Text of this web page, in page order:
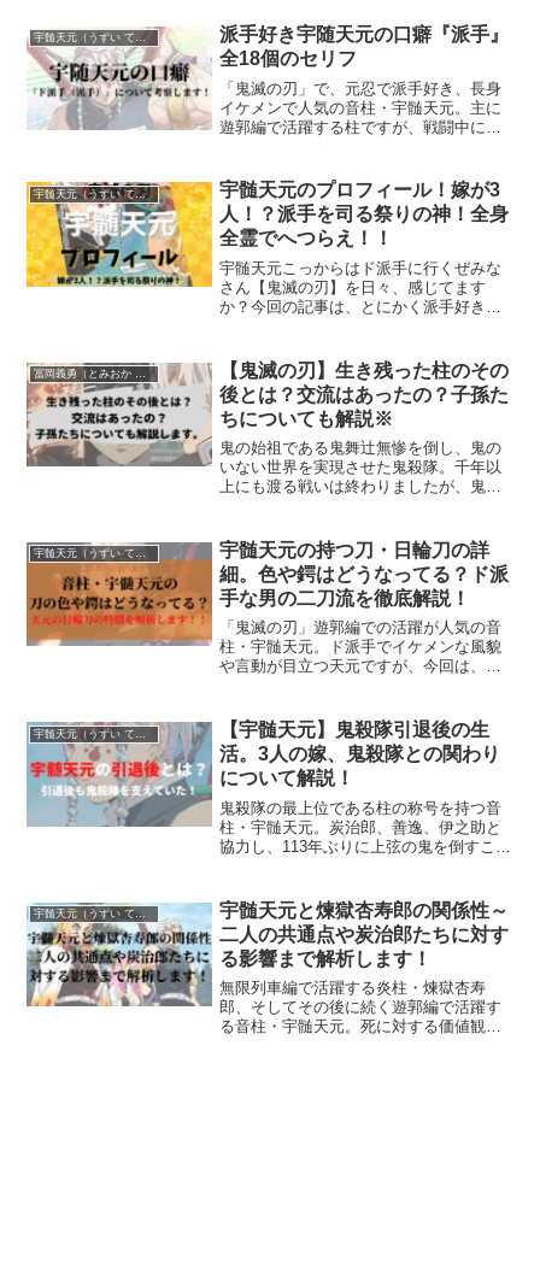
宇髄天元（うずい てんげん）
派手好き宇随天元の口癖『派手』
全18個のセリフ
「鬼滅の刃」で、元忍で派手好き、長身
イケメンで人気の音柱・宇髄天元。主に
遊郭編で活躍する柱ですが、戦闘中に放
手』と言った18個のセリフ、その裏に隠
された本心まで考察して...
宇髄天元（うずい てんげん）
宇髄天元のプロフィール！嫁が3
人！？派手を司る祭りの神！全身
全霊でへつらえ！！
宇髄天元こっからはド派手に行くぜみな
さん【鬼滅の刃】を日々、感じてます
か？今回の記事は、とにかく派手好き
介したいと思います！題して、宇髄天元
のプロフィール！嫁が3人...
【鬼滅の刃】生き残った柱のその
後とは？交流はあったの？子孫た
ちについても解説※
鬼の始祖である鬼舞辻無惨を倒し、鬼の
いない世界を実現させた鬼殺隊。千年以
上にも渡る戦いは終わりましたが、鬼と
の中で死亡したキャラクターの方が多
く、その多くが今まで鬼殺隊...
宇髄天元（うずい てんげん）
宇髄天元の持つ刀・日輪刀の詳
細。色や鍔はどうなってる？ド派
手な男の二刀流を徹底解説！
「鬼滅の刃」遊郭編での活躍が人気の音
柱・宇髄天元。ド派手でイケメンな風貌
や言動が目立つ天元ですが、今回は、彼
たいと思います。<!-- /wp:paragraph -->
【宇髄天元】鬼殺隊引退後の生
活。3人の嫁、鬼殺隊との関わり
について解説！
鬼殺隊の最上位である柱の称号を持つ音
柱・宇髄天元。炭治郎、善逸、伊之助と
協力し、113年ぶりに上弦の鬼を倒すこと
を引退してしまいます。鬼殺隊に入るま
では忍として生活して...
宇髄天元（うずい てんげん）
宇髄天元と煉獄杏寿郎の関係性～
二人の共通点や炭治郎たちに対す
る影響まで解析します！
無限列車編で活躍する炎柱・煉獄杏寿
郎、そしてその後に続く遊郭編で活躍す
る音柱・宇髄天元。死に対する価値観が